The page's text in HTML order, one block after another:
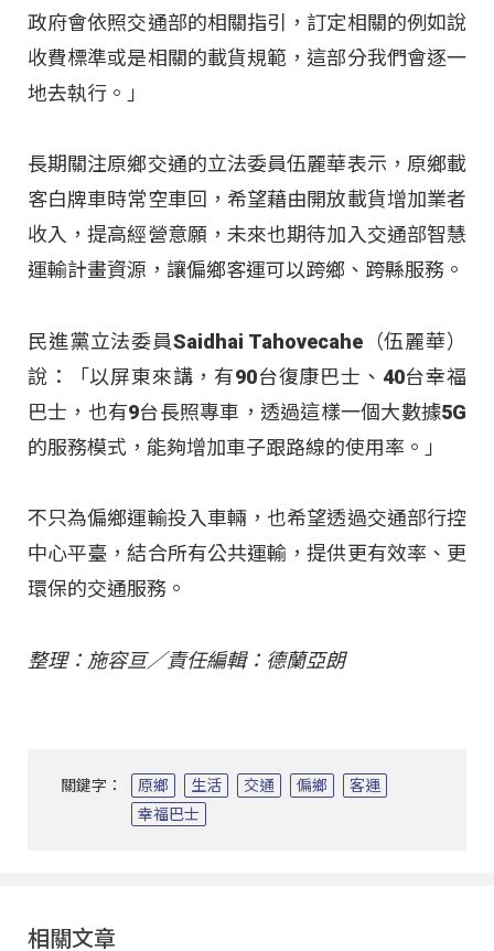
政府會依照交通部的相關指引，訂定相關的例如說
收費標準或是相關的載貨規範，這部分我們會逐一
地去執行。」
長期關注原鄉交通的立法委員伍麗華表示，原鄉載
客白牌車時常空車回，希望藉由開放載貨增加業者
收入，提高經營意願，未來也期待加入交通部智慧
運輸計畫資源，讓偏鄉客運可以跨鄉、跨縣服務。
民進黨立法委員Saidhai Tahovecahe（伍麗華）
說：「以屏東來講，有90台復康巴士、40台幸福
巴士，也有9台長照專車，透過這樣一個大數據5G
的服務模式，能夠增加車子跟路線的使用率。」
不只為偏鄉運輸投入車輛，也希望透過交通部行控
中心平臺，結合所有公共運輸，提供更有效率、更
環保的交通服務。
整理：施容亘／責任編輯：德蘭亞朗
關鍵字： 原鄉 生活 交通 偏鄉
客運
幸福巴士
相關文章